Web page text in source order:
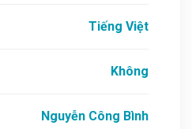
Tiếng Việt
Không
Nguyễn Công Bình